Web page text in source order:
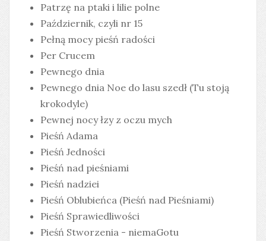
Patrzę na ptaki i lilie polne
Październik, czyli nr 15
Pełną mocy pieśń radości
Per Crucem
Pewnego dnia
Pewnego dnia Noe do lasu szedł (Tu stoją
krokodyle)
Pewnej nocy łzy z oczu mych
Pieśń Adama
Pieśń Jedności
Pieśń nad pieśniami
Pieśń nadziei
Pieśń Oblubieńca (Pieśń nad Pieśniami)
Pieśń Sprawiedliwości
Pieśń Stworzenia - niemaGotu